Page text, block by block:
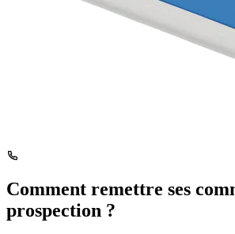
Comment remettre ses
prospection ?